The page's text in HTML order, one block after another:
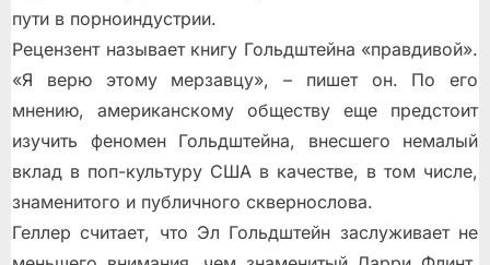
пути в порноиндустрии.
Рецензент называет книгу Гольдштейна «правдивой».
«Я верю этому мерзавцу», – пишет он. По его
мнению, американскому обществу еще предстоит
изучить феномен Гольдштейна, внесшего немалый
вклад в поп-культуру США в качестве, в том числе,
знаменитого и публичного сквернослова.
Геллер считает, что Эл Гольдштейн заслуживает не